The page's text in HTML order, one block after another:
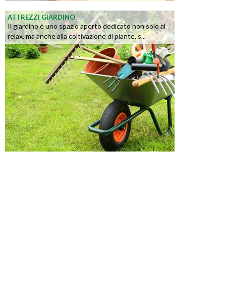
ATTREZZI GIARDINO
Il giardino è uno spazio aperto dedicato non solo al
relax, ma anche alla coltivazione di piante, s...